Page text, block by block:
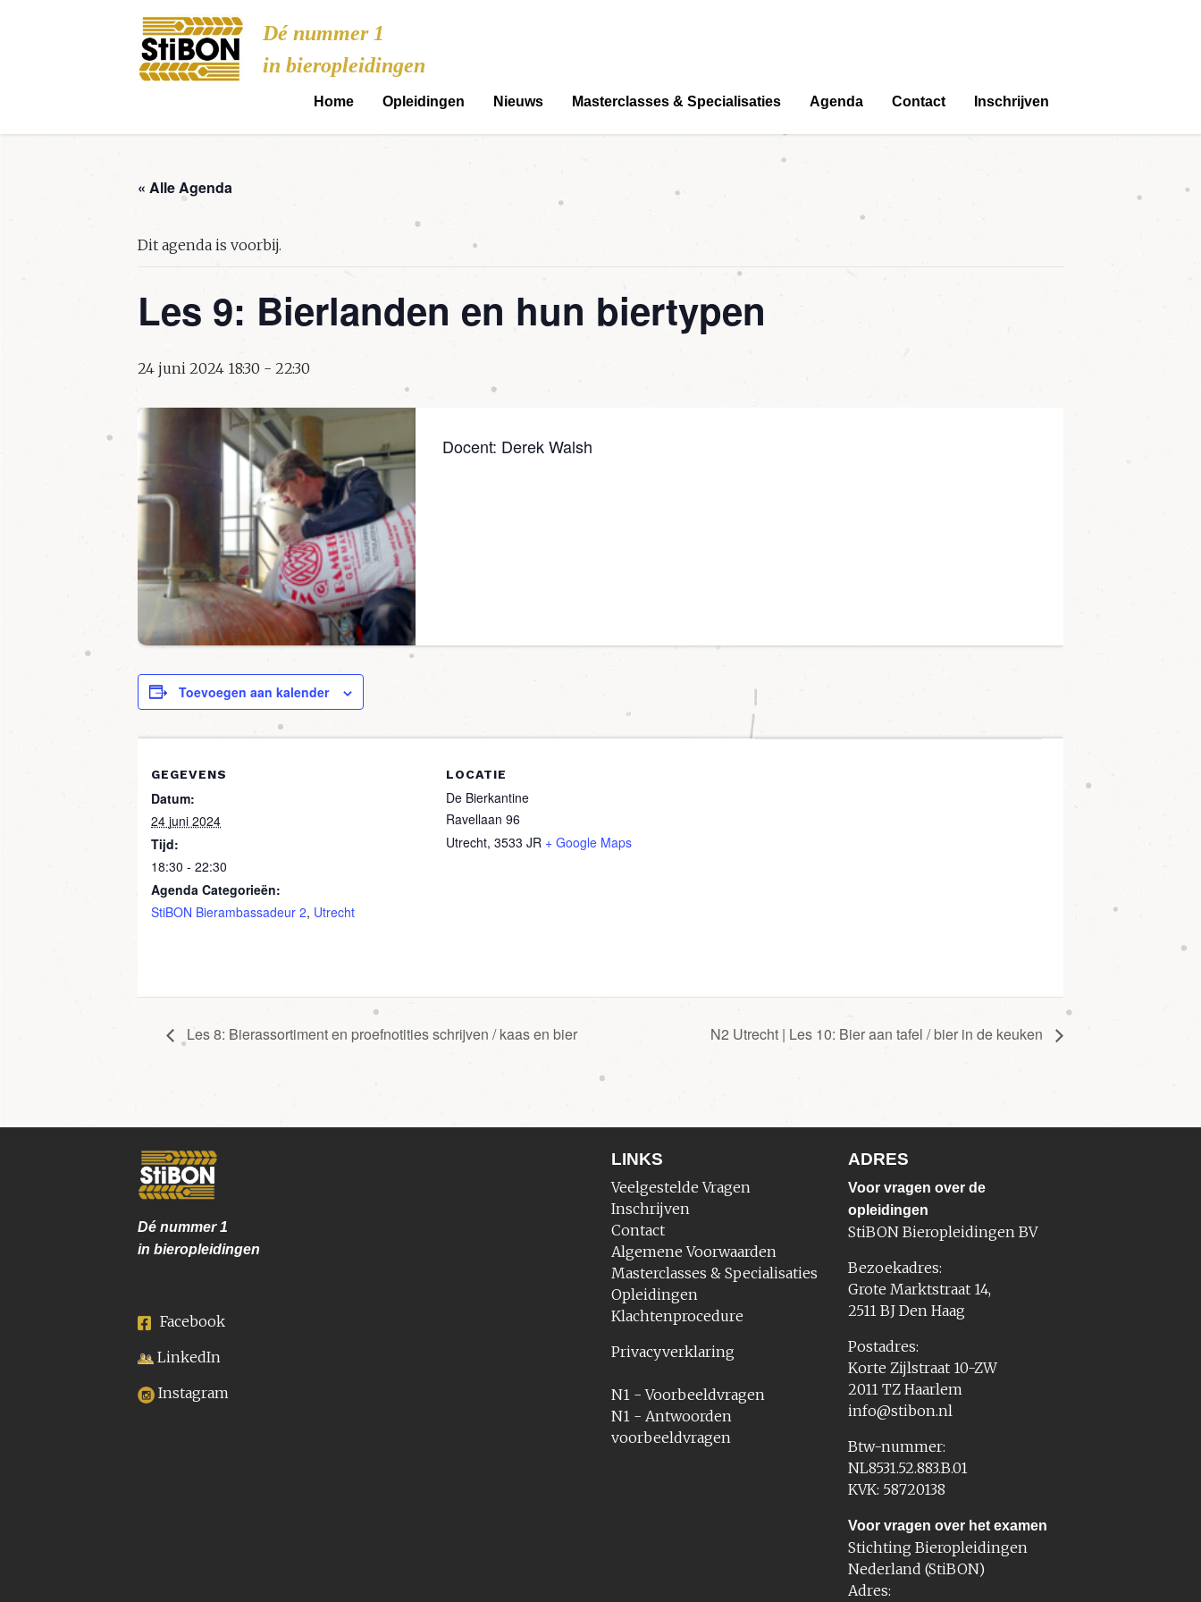
Stibon
Dé nummer 1
in bieropleidingen
Home Opleidingen Nieuws Masterclasses & Specialisaties Agenda Contact Inschrijven
« Alle Agenda
Dit agenda is voorbij.
Les 9: Bierlanden en hun biertypen
24 juni 2024 18:30 - 22:30
Docent: Derek Walsh
Toevoegen aan kalender
GEGEVENS
Datum:
24 juni 2024
Tijd:
18:30 - 22:30
Agenda Categorieën:
StiBON Bierambassadeur 2, Utrecht
LOCATIE
De Bierkantine
Ravellaan 96
Utrecht, 3533 JR + Google Maps
Les 8: Bierassortiment en proefnotities schrijven / kaas en bier N2 Utrecht | Les 10: Bier aan tafel / bier in de keuken
Dé nummer1
in bieropleidingen
Facebook
LinkedIn
Instagram
LINKS
Veelgestelde Vragen
Inschrijven
Contact
Algemene Voorwaarden
Masterclasses & Specialisaties
Opleidingen
Klachtenprocedure
Privacyverklaring
N1 - Voorbeeldvragen
N1 - Antwoorden
voorbeeldvragen
ADRES
Voor vragen over de
opleidingen
StiBON Bieropleidingen BV
Bezoekadres:
Grote Marktstraat 14,
2511 BJ Den Haag
Postadres:
Korte Zijlstraat 10-ZW
2011 TZ Haarlem
info@stibon.nl
Btw-nummer:
NL8531.52.883.B.01
KVK: 58720138
Voor vragen over het examen
Stichting Bieropleidingen
Nederland (StiBON)
Adres: